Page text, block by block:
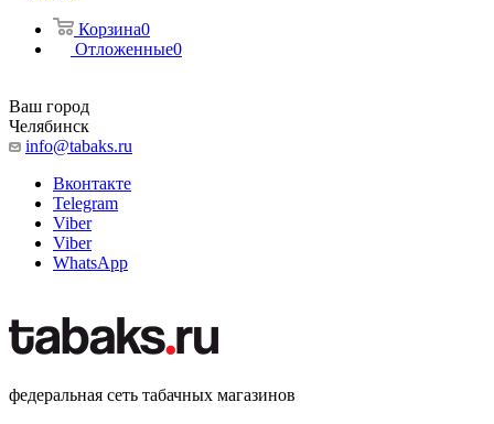
Корзина0
Отложенные0
Ваш город
Челябинск
info@tabaks.ru
Вконтакте
Telegram
Viber
Viber
WhatsApp
федеральная сеть табачных магазинов